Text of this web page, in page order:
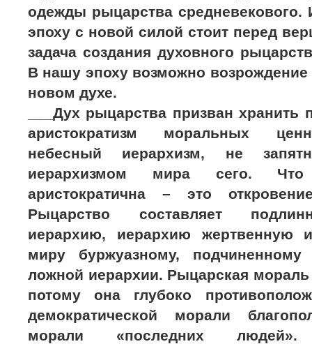
одежды рыцарства
эпоху с новой силой стоит перед
задача создания духовного
В нашу эпоху возможно
новом духе.
___Дух рыцарства призван
аристократизм моральных
небесный иерархизм, не
иерархизмом мира сего. Что
аристократична – это
Рыцарство составляет
иерархию, иерархию жертвенную
миру буржуазному,
ложной иерархии. Рыцарская
потому она глубоко
демократической морали
морали «последних